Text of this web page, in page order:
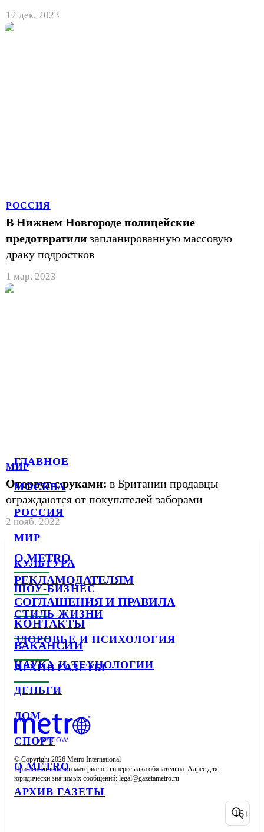
ГЛАВНОЕ
МОСКВА
РОССИЯ
МИР
КУЛЬТУРА
ШОУ-БИЗНЕС
СТИЛЬ ЖИЗНИ
ЗДОРОВЬЕ И ПСИХОЛОГИЯ
НАУКА И ТЕХНОЛОГИИ
ДЕНЬГИ
ДОМ
СПОРТ
О METRO
АРХИВ ГАЗЕТЫ
12 дек. 2023
РОССИЯ
В Нижнем Новгороде полицейские
предотвратили запланированную массовую
драку подростков
1 мар. 2023
МИР
Оторвут с руками: в Британии продавцы
ограждаются от покупателей заборами
2 нояб. 2022
О METRO
РЕКЛАМОДАТЕЛЯМ
СОГЛАШЕНИЯ И ПРАВИЛА
КОНТАКТЫ
ВАКАНСИИ
АРХИВ ГАЗЕТЫ
© Copyright 2026 Metro International
При использовании материалов гиперссылка обязательна. Адрес для
юридически значимых сообщений:
16+